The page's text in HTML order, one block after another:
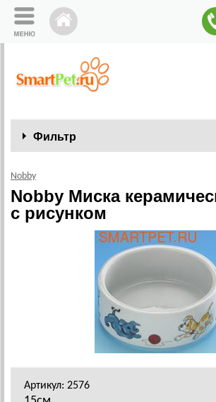
Фильтр
Nobby
Nobby Миска
с рисунком
Артикул: 2576